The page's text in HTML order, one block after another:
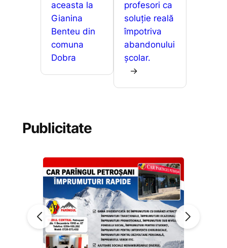
aceasta la
Gianina
Benteu din
comuna
Dobra
profesori ca
soluție reală
împotriva
abandonului
școlar.
→
Publicitate